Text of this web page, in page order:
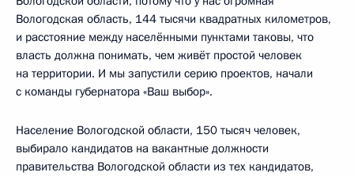
Вологодская область, 144 тысячи квадратных километров,
и расстояние между населёнными пунктами таковы, что
власть должна понимать, чем живёт простой человек
на территории. И мы запустили серию проектов, начали
с команды губернатора «Ваш выбор».
Население Вологодской области, 150 тысяч человек,
выбирало кандидатов на вакантные должности
правительства Вологодской области из тех кандидатов,